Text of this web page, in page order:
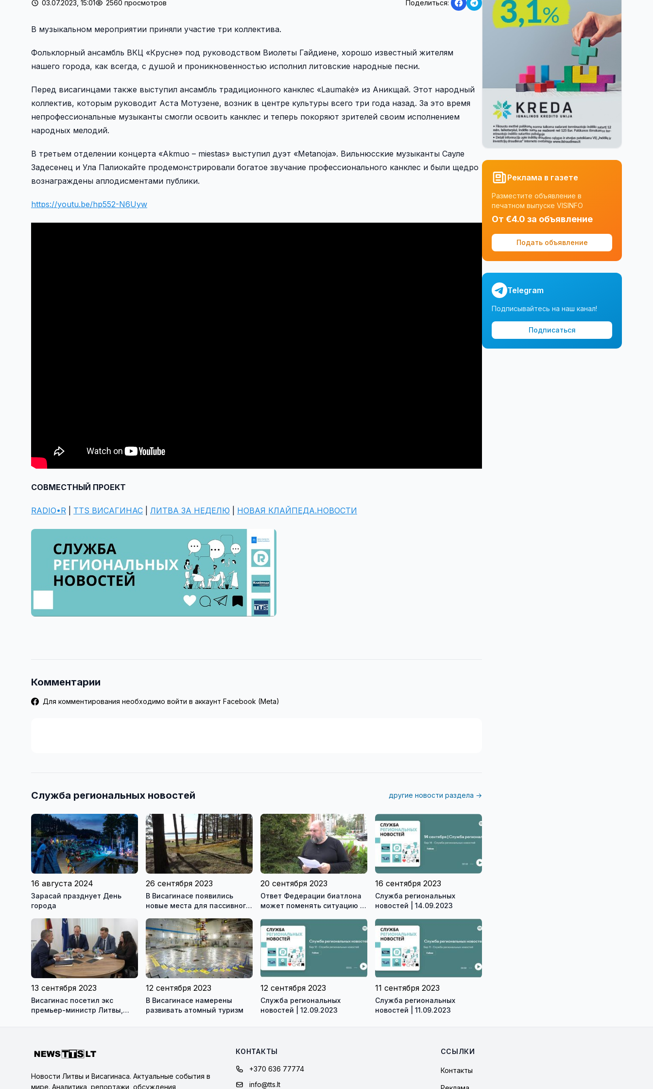
03.07.2023, 15:01 2560 просмотров Поделиться:
В музыкальном мероприятии приняли участие три коллектива.
Фольклорный ансамбль ВКЦ «Крусне» под руководством Виолеты Гайдиене, хорошо известный жителям
нашего города, как всегда, с душой и проникновенностью исполнил литовские народные песни.
Перед висагинцами также выступил ансамбль традиционного канклес «Laumakė» из Аникщай. Этот народный
коллектив, которым руководит Аста Мотузене, возник в центре культуры всего три года назад. За это время
непрофессиональные музыканты смогли освоить канклес и теперь покоряют зрителей своим исполнением
народных мелодий.
В третьем отделении концерта «Akmuo – miestas» выступил дуэт «Metanoja». Вильнюсские музыканты Сауле
Задесенец и Ула Палиокайте продемонстрировали богатое звучание профессионального канклес и были щедро
вознаграждены аплодисментами публики.
https://youtu.be/hp552-N6Uyw
СОВМЕСТНЫЙ ПРОЕКТ
RADIO•R TTS ВИСАГИНАС ЛИТВА ЗА НЕДЕЛЮ НОВАЯ КЛАЙПЕДА.НОВОСТИ
Комментарии
Для комментирования необходимо войти в аккаунт Facebook (Meta)
Служба региональных новостей другие новости раздела →
16 августа 2024
Зарасай празднует День
города
26 сентября 2023
В Висагинасе появились
новые места для пассивного
(видео)
20 сентября 2023
Ответ Федерации биатлона
может поменять ситуацию в
(видео)
16 сентября 2023
Служба региональных
новостей | 14.09.2023
13 сентября 2023
Висагинас посетил экс
премьер-министр Литвы,
12 сентября 2023
В Висагинасе намерены
развивать атомный туризм
12 сентября 2023
Служба региональных
новостей | 12.09.2023
11 сентября 2023
Служба региональных
новостей | 11.09.2023
Реклама в газете
Разместите объявление в
печатном выпуске VISINFO
От €4.0 за объявление
Подать объявление
Telegram
Подписывайтесь на наш канал!
Подписаться
Новости Литвы и Висагинаса. Актуальные события в
мире. Аналитика, репортажи, обсуждения,
КОНТАКТЫ
+370 636 77774
info@tts.lt
ССЫЛКИ
Контакты